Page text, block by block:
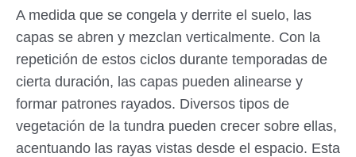
A medida que se congela y derrite el suelo, las
capas se abren y mezclan verticalmente. Con la
repetición de estos ciclos durante temporadas de
cierta duración, las capas pueden alinearse y
formar patrones rayados. Diversos tipos de
vegetación de la tundra pueden crecer sobre ellas,
acentuando las rayas vistas desde el espacio. Esta